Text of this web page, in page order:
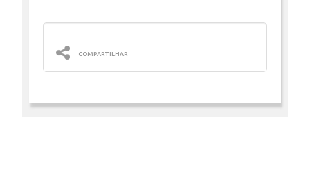
COMPARTILHAR